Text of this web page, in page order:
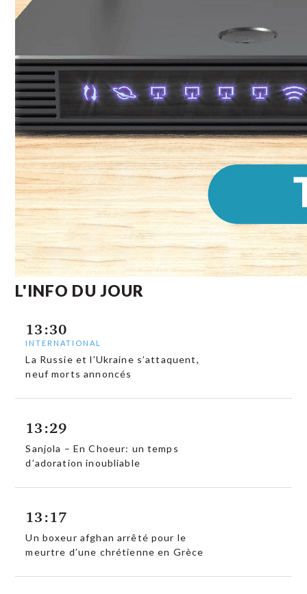
L'INFO DU JOUR
13:30
INTERNATIONAL
La Russie et l’Ukraine s’attaquent,
neuf morts annoncés
13:29
Sanjola – En Choeur: un temps
d’adoration inoubliable
13:17
Un boxeur afghan arrêté pour le
meurtre d’une chrétienne en Grèce